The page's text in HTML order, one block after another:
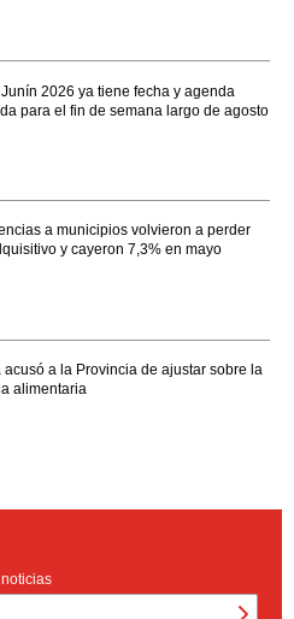
2026 ya tiene fecha y agenda
para el fin de semana largo de agosto
a municipios volvieron a perder
y cayeron 7,3% en mayo
acusó a la Provincia de ajustar sobre la
alimentaria